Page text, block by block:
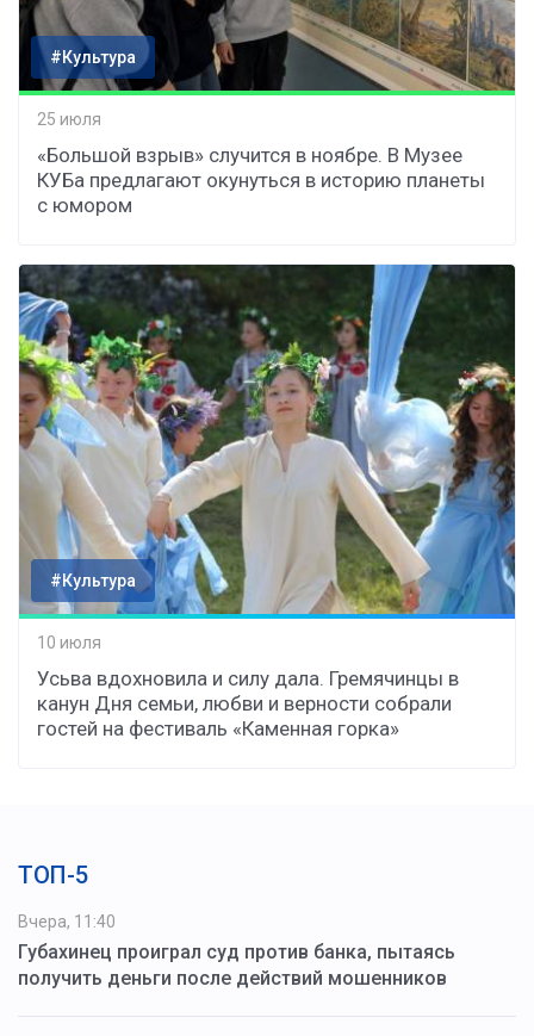
#Культура
25 июля
«Большой взрыв» случится в ноябре. В Музее
КУБа предлагают окунуться в историю планеты
с юмором
#Культура
10 июля
Усьва вдохновила и силу дала. Гремячинцы в
канун Дня семьи, любви и верности собрали
гостей на фестиваль «Каменная горка»
ТОП-5
Вчера, 11:40
Губахинец проиграл суд против банка, пытаясь
получить деньги после действий мошенников